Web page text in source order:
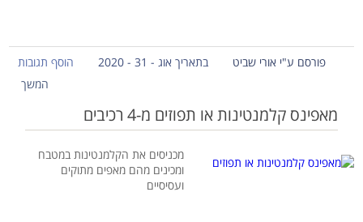
פורסם ע"י אורי שביט בתאריך אוג - 31 - 2020
הוסף תגובות
המשך
מאפינס קלמנטינות או תפוזים מ-4 רכיבים
מכניסים את הקלמנטינות במטבח
ומכינים מהם מאפים מתוקים
ועסיסיים